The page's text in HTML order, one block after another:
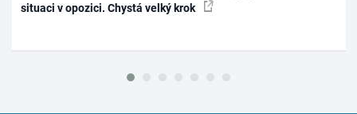
situaci v opozici. Chystá velký krok